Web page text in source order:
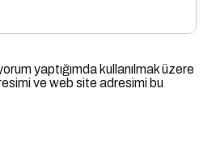
yaptığımda kullanılmak üzere
ve web site adresimi bu